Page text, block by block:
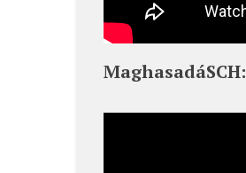
MaghasadáSCH: